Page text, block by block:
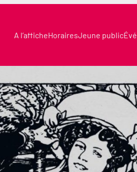
A l’afficheHorairesJeune public